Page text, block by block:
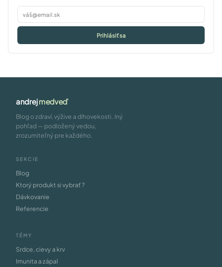
Prihlásiť sa
andrejmedveď
Blog o zdraví, výžive a dlhovekosti. Iný
pohľad — podložený vedou,
zrozumiteľný pre každého.
SEKCIE
Blog
Ktorý produkt si vybrať ?
Dávkovanie
Referencie
TÉMY
Srdce, cievy a krv
Imunita a zápal